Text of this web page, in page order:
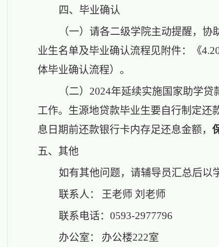
四、毕业确认
（一） 请各二级学院主动提醒，协
业生名单及毕业确认流程见附件：《
体毕业确认流程）。
（二） 2024年延续实施国家助学贷
工作。 生源地贷款毕业生要自行制定还
息日期前还款银行卡内存足还息金额，
五、其他
如有其他问题，请辅导员汇总后以
联系人：
王老师 刘老师
联系电话： 0593-2977796
办公室：
办公楼222室